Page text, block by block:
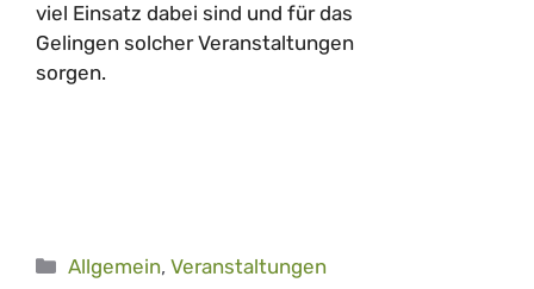
viel Einsatz dabei sind und für das
Gelingen solcher Veranstaltungen
sorgen.
Kategorien
Allgemein,Veranstaltungen